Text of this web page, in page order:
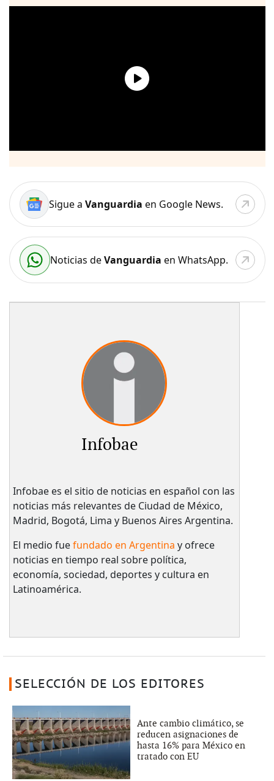
Sigue a Vanguardia en Google News.
Noticias deVanguardia en WhatsApp.
Infobae
Infobae es el sitio de noticias en español con las
noticias más relevantes de Ciudad de México,
Madrid, Bogotá, Lima y Buenos Aires Argentina.
El medio fuefundado en Argentina y ofrece
noticias en tiempo real sobre política,
economía, sociedad, deportes y cultura en
Latinoamérica.
SELECCIÓN DE LOS EDITORES
Ante cambio climático, se
reducen asignaciones de
hasta 16% para México en
tratado con EU